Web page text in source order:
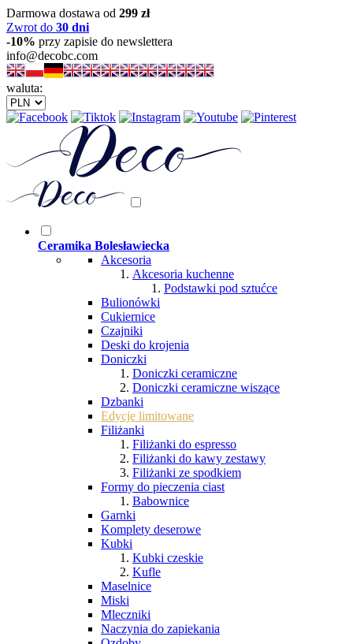
Darmowa dostawa od 299 zł
Zwrot do 30 dni
-10% przy zapisie do newslettera
info@decobc.com
waluta:
Ceramika Bolesławiecka
Akcesoria
Akcesoria kuchenne
Podstawki pod sztućce
Bulionówki
Cukiernice
Czajniki
Deski do krojenia
Doniczki
Doniczki ceramiczne
Doniczki ceramiczne wiszące
Dzbanki
Edycje limitowane
Filiżanki
Filiżanki do espresso
Filiżanki do kawy zestawy
Filiżanki ze spodkiem
Formy do pieczenia ciast
Babownice
Garnki
Komplety deserowe
Kubki
Kubki czeskie
Kufle
Maselnice
Miski
Mleczniki
Naczynia do zapiekania